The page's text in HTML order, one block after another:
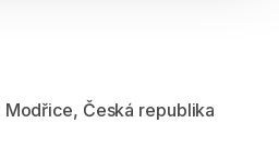
Modřice, Česká republika